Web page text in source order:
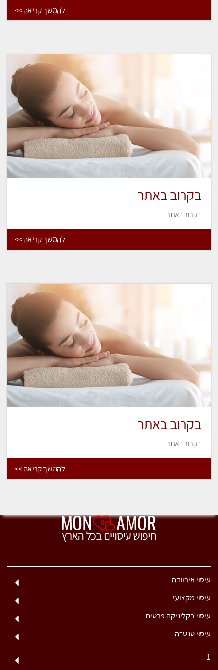
להמשך קריאה >>
בקרוב באתר
בקרוב באתר
להמשך קריאה >>
בקרוב באתר
בקרוב באתר
להמשך קריאה >>
עיסוי אירוודה
עיסוי מקצועי
עיסוי בקליניקה פרטית
עיסוי טנטרה
1